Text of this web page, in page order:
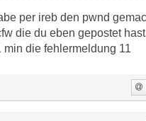
per ireb den pwnd
die du eben gepostet
min die fehlermeldung 11